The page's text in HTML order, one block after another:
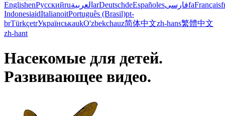
EnglishenРусскийruالعربية arDeutschdeEspañolesفارسیfaFrançais
IndonesiaidItalianoitPortuguês (Brasil)pt-
brTürkçetrУкраїнськаukO'zbekchauz简体中文zh-hans繁體中文
zh-hant
Насекомые для детей.
Развивающее видео.